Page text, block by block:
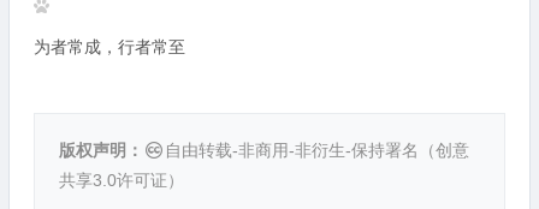
为者常成，行者常至
版权声明： 自由转载-非商用-非衍生-保持署名（创意
共享3.0许可证）